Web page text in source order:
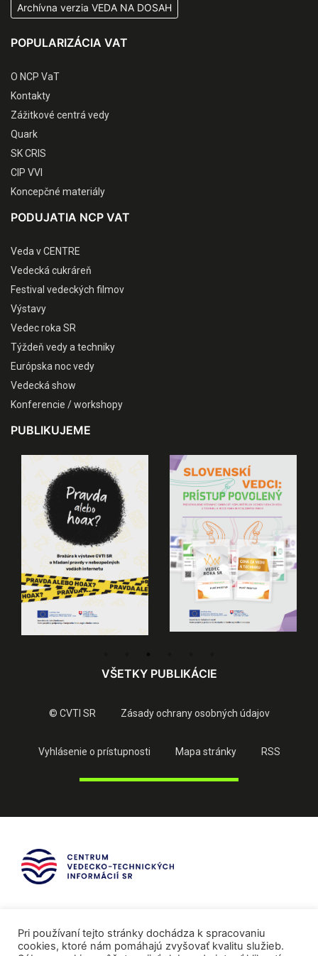
Archívna verzia VEDA NA DOSAH
POPULARIZÁCIA VAT
O NCP VaT
Kontakty
Zážitkové centrá vedy
Quark
SK CRIS
CIP VVI
Koncepčné materiály
PODUJATIA NCP VAT
Veda v CENTRE
Vedecká cukráreň
Festival vedeckých filmov
Výstavy
Vedec roka SR
Týždeň vedy a techniky
Európska noc vedy
Vedecká show
Konferencie / workshopy
PUBLIKUJEME
VŠETKY PUBLIKÁCIE
© CVTI SR Zásady ochrany osobných údajov
Vyhlásenie o prístupnosti Mapa stránky RSS
Pri používaní tejto stránky dochádza k spracovaniu
cookies, ktoré nám pomáhajú zvyšovať kvalitu služieb.